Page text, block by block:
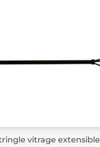
vitrage extensible